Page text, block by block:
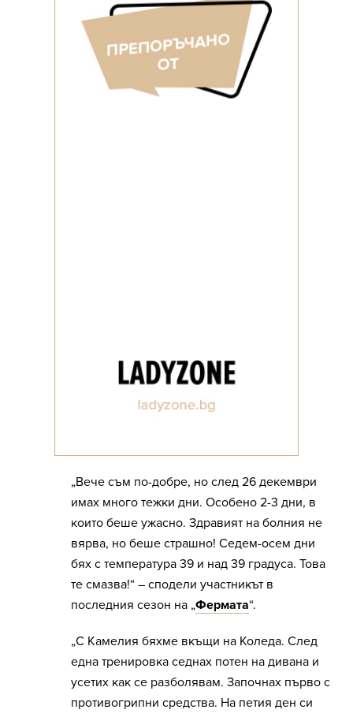
„Вече съм по-добре, но след 26 декември
имах много тежки дни. Особено 2-3 дни, в
които беше ужасно. Здравият на болния не
вярва, но беше страшно! Седем-осем дни
бях с температура 39 и над 39 градуса. Това
те смазва!“ – сподели участникът в
последния сезон на „Фермата“.
„С Камелия бяхме вкъщи на Коледа. След
една тренировка седнах потен на дивана и
усетих как се разболявам. Започнах първо с
противогрипни средства. На петия ден си